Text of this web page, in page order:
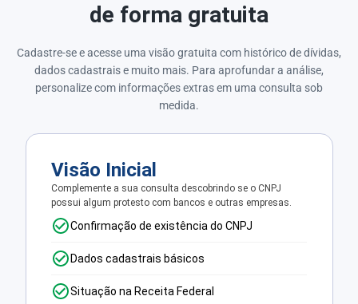
de forma gratuita
Cadastre-se e acesse uma visão gratuita com histórico de dívidas,
dados cadastrais e muito mais. Para aprofundar a análise,
personalize com informações extras em uma consulta sob
medida.
Visão Inicial
Complemente a sua consulta descobrindo se o CNPJ
possui algum protesto com bancos e outras empresas.
Confirmação de existência do CNPJ
Dados cadastrais básicos
Situação na Receita Federal